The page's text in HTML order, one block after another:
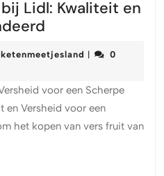
Lidl: Kwaliteit en
bij
Kwaliteit
en
Versheid
0
voor een Scherpe
en Versheid voor een
het kopen van vers fruit van